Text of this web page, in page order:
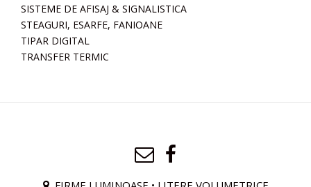
SISTEME DE AFISAJ & SIGNALISTICA
STEAGURI, ESARFE, FANIOANE
TIPAR DIGITAL
TRANSFER TERMIC